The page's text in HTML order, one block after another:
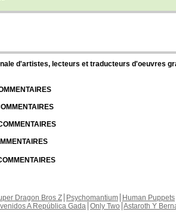
d'artistes, lecteurs et traducteurs d'oeuvres
Dragon Bros Z Psychomantium Human Puppets
A República Gada Only Two Astaroth Y